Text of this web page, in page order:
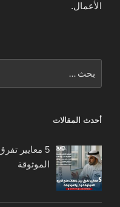
الأعمال.
عن:
أحدث المقالات
5 معايير
الموثوقة